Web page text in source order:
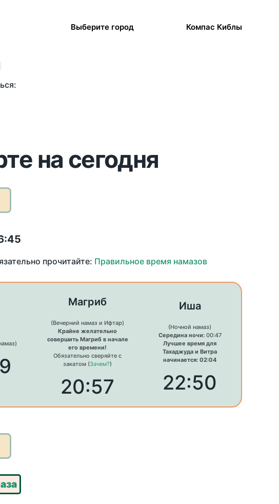
Выберите город Компас Киблы
на сегодня
прочитайте: Правильное время намазов
Магриб
(Вечерний намаз и Ифтар)
Крайне желательно
совершить Магриб в начале
его времени!
Обязательно сверяйте с
закатом (Зачем?)
20:57
Иша
(Ночной намаз)
Середина ночи:00:47
Лучшее время для
Тахаджуда и Витра
начинается: 02:04
22:50